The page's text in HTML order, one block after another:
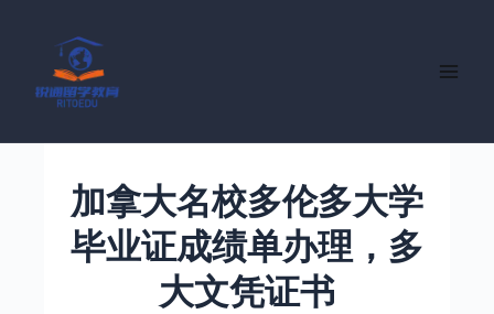
加拿大名校多伦多大学
毕业证成绩单办理，多
大文凭证书